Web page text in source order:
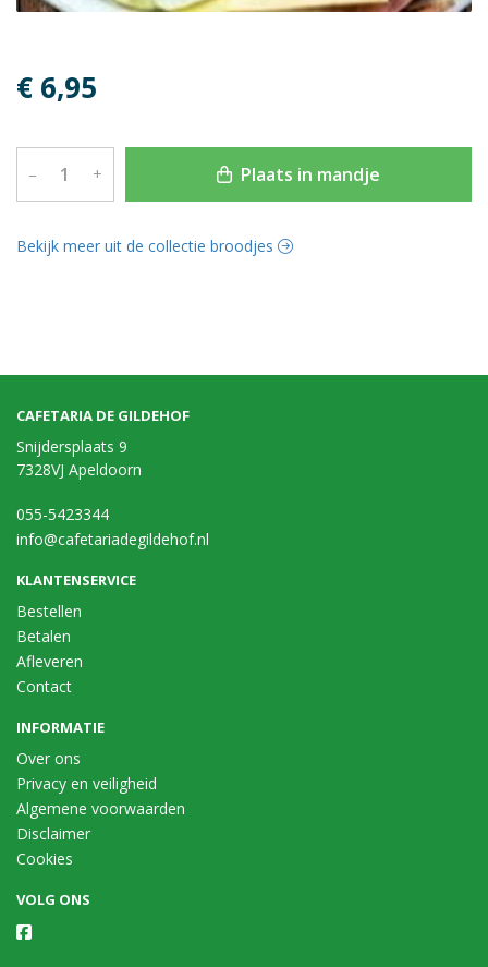
€ 6,95
– + Plaats in mandje
Bekijk meer uit de collectie broodjes
CAFETARIA DE GILDEHOF
Snijdersplaats 9
7328VJ Apeldoorn
055-5423344
info@cafetariadegildehof.nl
KLANTENSERVICE
Bestellen
Betalen
Afleveren
Contact
INFORMATIE
Over ons
Privacy en veiligheid
Algemene voorwaarden
Disclaimer
Cookies
VOLG ONS